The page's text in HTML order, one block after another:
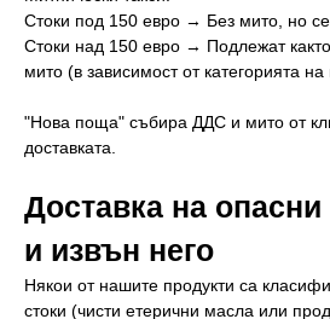
Стоки под 150 евро → Без мито, но
Стоки над 150 евро → Подлежат
мито (в зависимост от категорията на
"Нова поща" събира ДДС и мито от
доставката.
Доставка на
и извън него
Някои от нашите продукти са
стоки (чисти етерични масла или